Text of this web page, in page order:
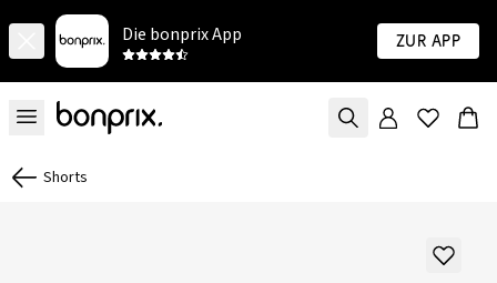
Die bonprix App Zur App
Shorts